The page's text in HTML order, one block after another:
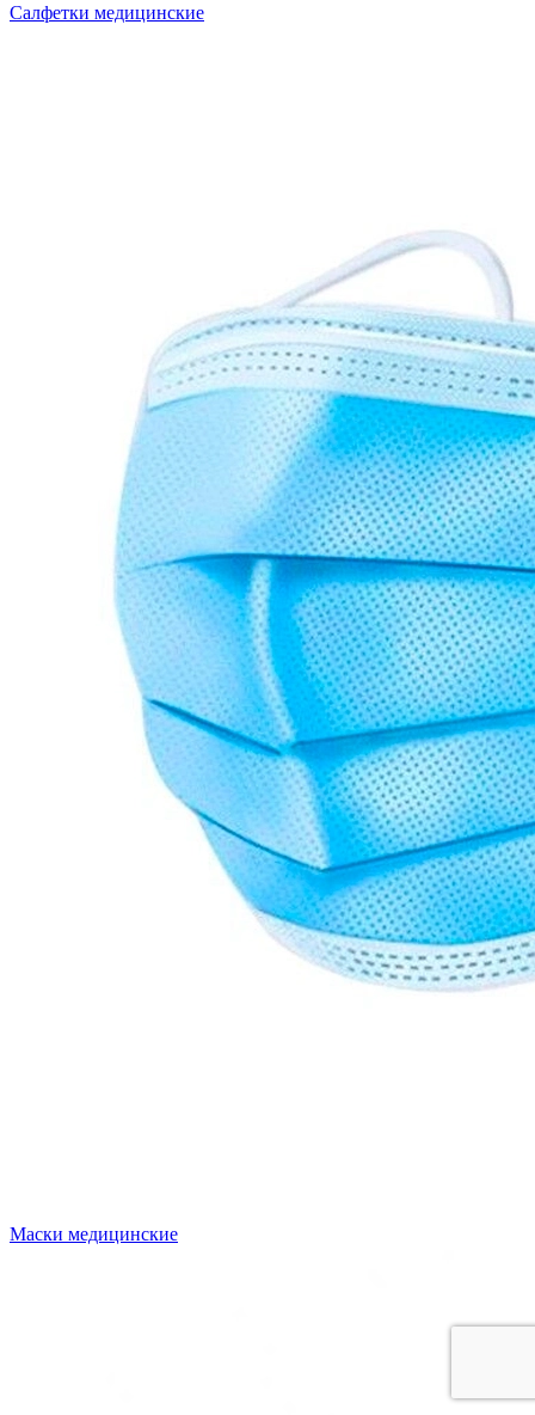
Салфетки медицинские
Маски медицинские